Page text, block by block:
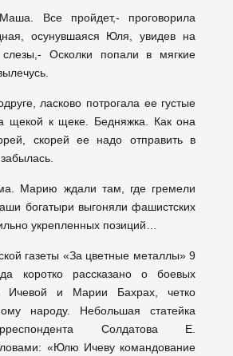
Все пройдет,- проговорила
осунувшаяся Юля, увидев на
слезы,- Осколки попали в мягкие
ласково потрогала ее густые
щекой к щеке. Бедняжка. Как она
скорей ее надо отправить в
Марию ждали там, где гремели
богатыри выгоняли фашистских
укрепленных позиций…
газеты «За цветные металлы» 9
коротко рассказано о боевых
Ичевой и Марии Бахрах, четко
народу. Небольшая статейка
Солдатова Е.
«Юлю Ичеву командование